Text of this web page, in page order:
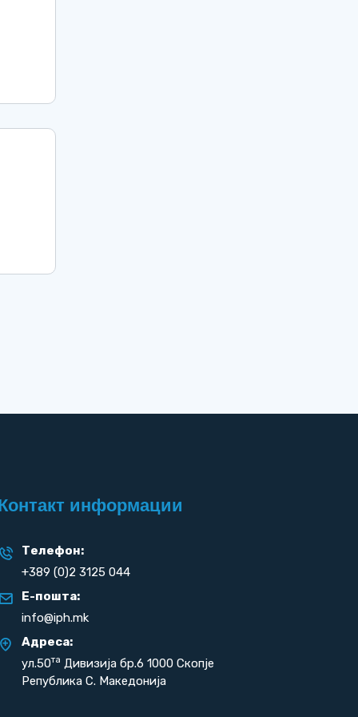
информации
Телефон:
+389 (0)2 3125 044
Е-пошта:
info@iph.mk
Адреса:
ул.50та Дивизија бр.6 1000 Скопје
Република С. Македонија